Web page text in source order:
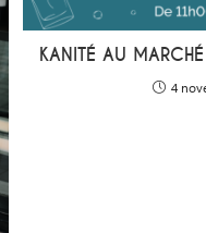
KANITÉ AU
4